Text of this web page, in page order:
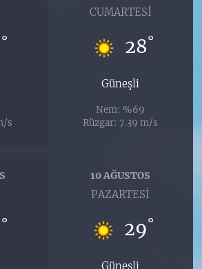
°
s
CUMARTESI
28°
Güneşli
Nem: %69
Rüzgar: 7.39 m/s
°
10 AĞUSTOS
PAZARTESI
29°
Güneşli